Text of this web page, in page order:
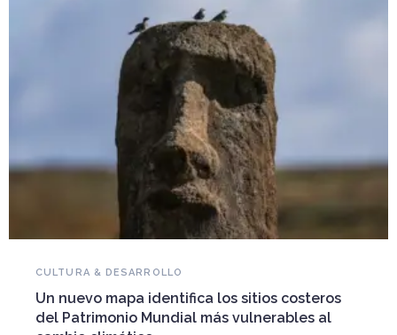
al
Falleció Ramón Gutiérrez, guardián del
patrimonio iberoamericano
Arquitecto, historiador e Investigador Superior